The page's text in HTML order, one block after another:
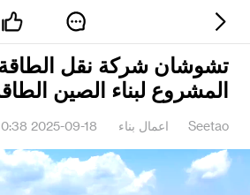
تشوشان شركة نقل
المشروع لبناء الصين
Seetao اعمال بناء 2025-09-18 10:38